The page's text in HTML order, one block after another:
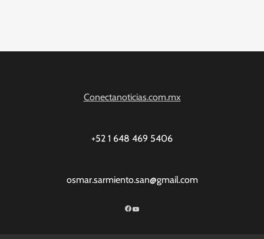
Conectanoticias.com.mx
+52 1 648 469 5406
osmar.sarmiento.san@gmail.com
Facebook
YouTube